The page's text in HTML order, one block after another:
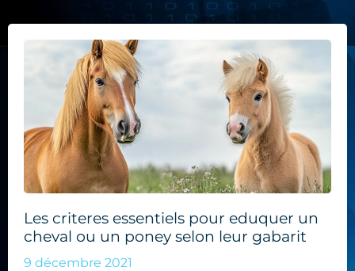
Les criteres essentiels pour eduquer un
cheval ou un poney selon leur gabarit
9 décembre 2021